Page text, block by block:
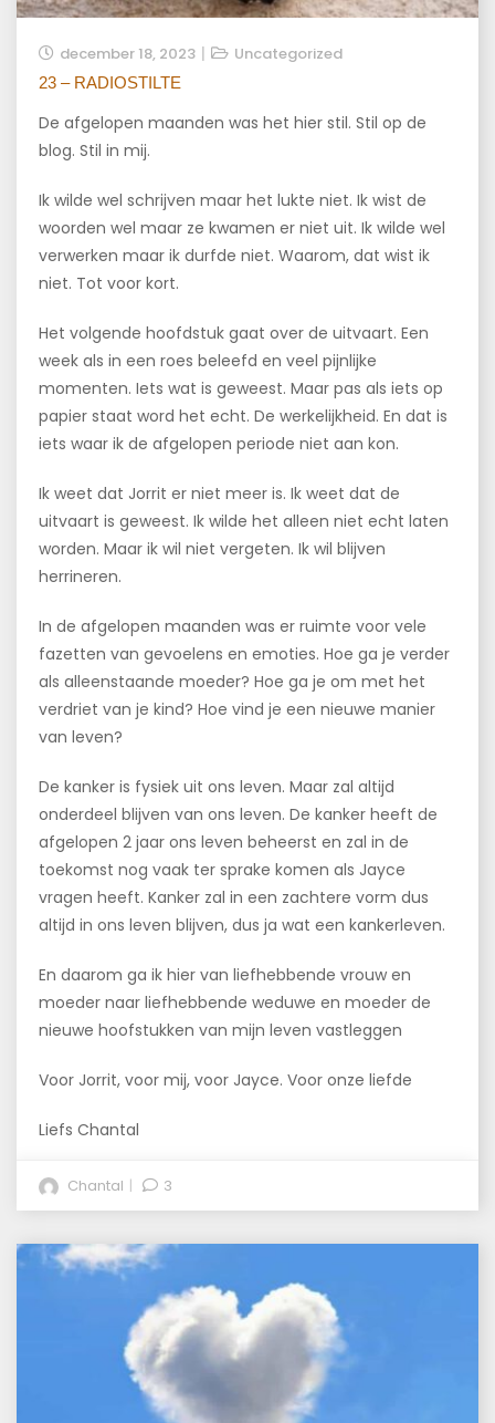
december 18, 2023 Uncategorized
23 – RADIOSTILTE
De afgelopen maanden was het hier stil. Stil op de
blog. Stil in mij.
Ik wilde wel schrijven maar het lukte niet. Ik wist de
woorden wel maar ze kwamen er niet uit. Ik wilde wel
verwerken maar ik durfde niet. Waarom, dat wist ik
niet. Tot voor kort.
Het volgende hoofdstuk gaat over de uitvaart. Een
week als in een roes beleefd en veel pijnlijke
momenten. Iets wat is geweest. Maar pas als iets op
papier staat word het echt. De werkelijkheid. En dat is
iets waar ik de afgelopen periode niet aan kon.
Ik weet dat Jorrit er niet meer is. Ik weet dat de
uitvaart is geweest. Ik wilde het alleen niet echt laten
worden. Maar ik wil niet vergeten. Ik wil blijven
herrineren.
In de afgelopen maanden was er ruimte voor vele
fazetten van gevoelens en emoties. Hoe ga je verder
als alleenstaande moeder? Hoe ga je om met het
verdriet van je kind? Hoe vind je een nieuwe manier
van leven?
De kanker is fysiek uit ons leven. Maar zal altijd
onderdeel blijven van ons leven. De kanker heeft de
afgelopen 2 jaar ons leven beheerst en zal in de
toekomst nog vaak ter sprake komen als Jayce
vragen heeft. Kanker zal in een zachtere vorm dus
altijd in ons leven blijven, dus ja wat een kankerleven.
En daarom ga ik hier van liefhebbende vrouw en
moeder naar liefhebbende weduwe en moeder de
nieuwe hoofstukken van mijn leven vastleggen
Voor Jorrit, voor mij, voor Jayce. Voor onze liefde
Liefs Chantal
Chantal 3